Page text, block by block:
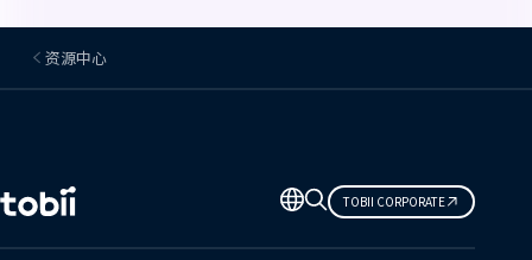
资源中心
更
改
语
TOBII CORPORATE